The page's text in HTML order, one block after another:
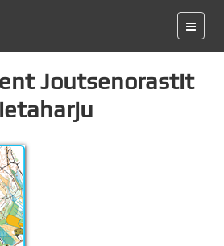
Joutsenorastit